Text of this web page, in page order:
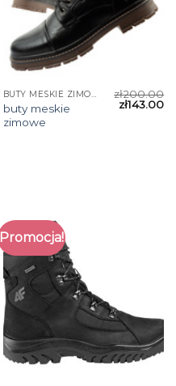
BUTY MESKIE ZIMOWE
buty meskie
zimowe
zł200.00
zł143.00
Promocja!